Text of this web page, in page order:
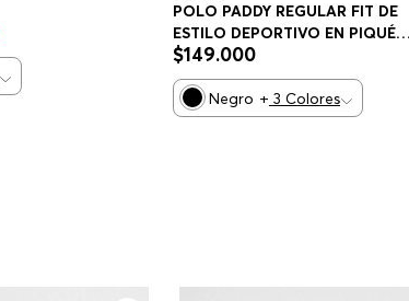
POLO PADDY REGULAR FIT DE
ESTILO DEPORTIVO EN PIQUÉ
ELÁSTICO DE SECADO RÁPIDO
POLO REGULAR FIT HOMBRE
$149.000
Negro + 3 Colores